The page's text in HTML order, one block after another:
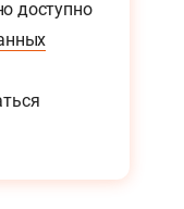
доступно